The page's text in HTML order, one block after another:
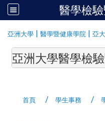
醫學檢
亞洲大學 | 醫學暨健康學院 | 亞
亞洲大學醫學檢
首頁 學生事務